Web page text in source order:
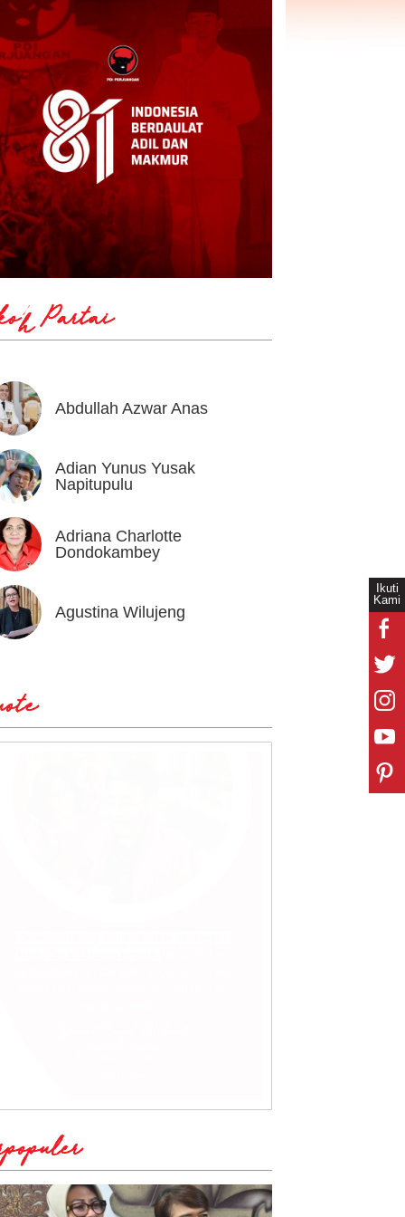
Ikuti
Kami
Partai
Abdullah Azwar Anas
Adian Yunus Yusak
Napitupulu
Adriana Charlotte
Dondokambey
Agustina Wilujeng Andi